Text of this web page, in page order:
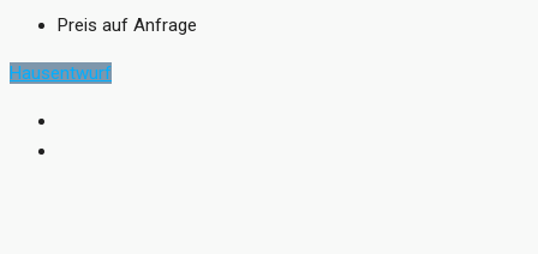
Preis auf Anfrage
Hausentwurf